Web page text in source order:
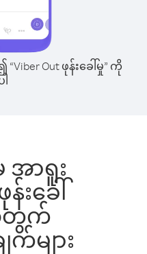
Out ဖုန်းခေါ်မှု” ကို
အာရူး
းခေါ်
တွက်
က်များ